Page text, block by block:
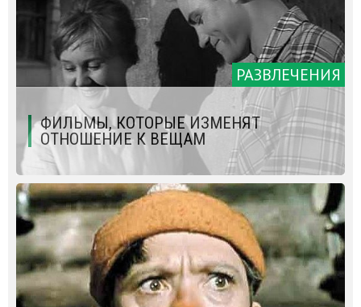
РАЗВЛЕЧЕНИЯ
ФИЛЬМЫ, КОТОРЫЕ ИЗМЕНЯТ
ОТНОШЕНИЕ К ВЕЩАМ